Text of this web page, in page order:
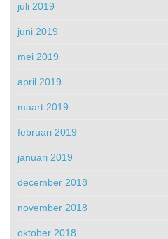
juli 2019
juni 2019
mei 2019
april 2019
maart 2019
februari 2019
januari 2019
december 2018
november 2018
oktober 2018